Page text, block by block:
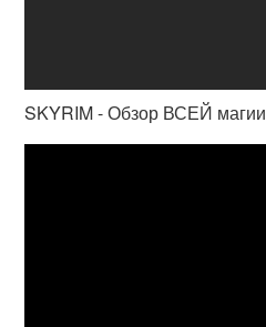
SKYRIM - Обзор ВСЕЙ магии